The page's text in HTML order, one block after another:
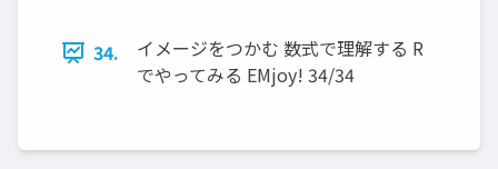
34.
イメージをつかむ 数式で理解する R
でやってみる EMjoy! 34/34